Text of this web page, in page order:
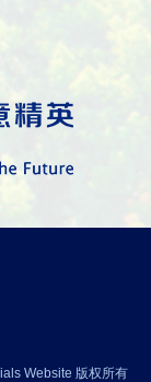
Website 版权所有